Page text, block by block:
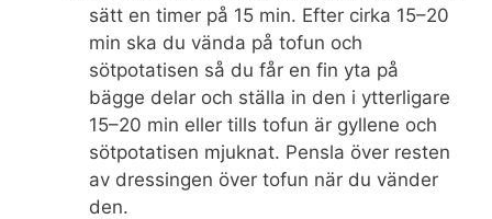
sätt en timer på 15 min. Efter cirka 15–20
min ska du vända på tofun och
sötpotatisen så du får en fin yta på
bägge delar och ställa in den i ytterligare
15–20 min eller tills tofun är gyllene och
sötpotatisen mjuknat. Pensla över resten
av dressingen över tofun när du vänder
den.